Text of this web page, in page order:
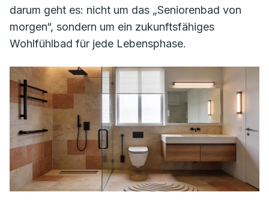
darum geht es: nicht um das „Seniorenbad von
morgen“, sondern um ein zukunftsfähiges
Wohlfühlbad für jede Lebensphase.